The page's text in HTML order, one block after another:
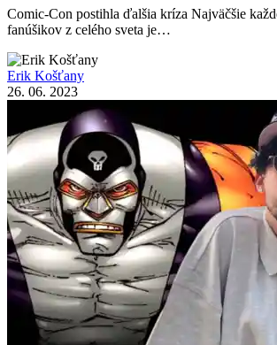
Comic-Con postihla ďalšia kríza Najväčšie
fanúšikov z celého sveta je…
Erik Košťany
26. 06. 2023